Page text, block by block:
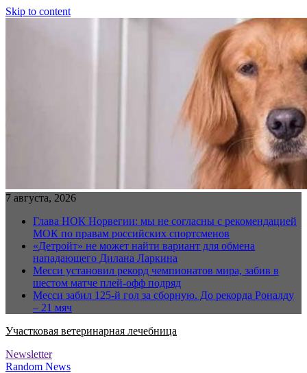
Skip to content
7 августа, 2026
Глава НОК Норвегии: мы не согласны с рекомендацией
МОК по правам российских спортсменов
«Детройт» не может найти вариант для обмена
нападающего Дилана Ларкина
Месси установил рекорд чемпионатов мира, забив в
шестом матче плей‑офф подряд
Месси забил 125-й гол за сборную. До рекорда Роналду
– 21 мяч
Участковая ветеринарная лечебница
Newsletter
Random News